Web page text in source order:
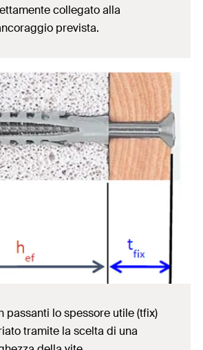
collegato alla
prevista.
passanti lo spessore utile (tfix)
tramite la scelta di una